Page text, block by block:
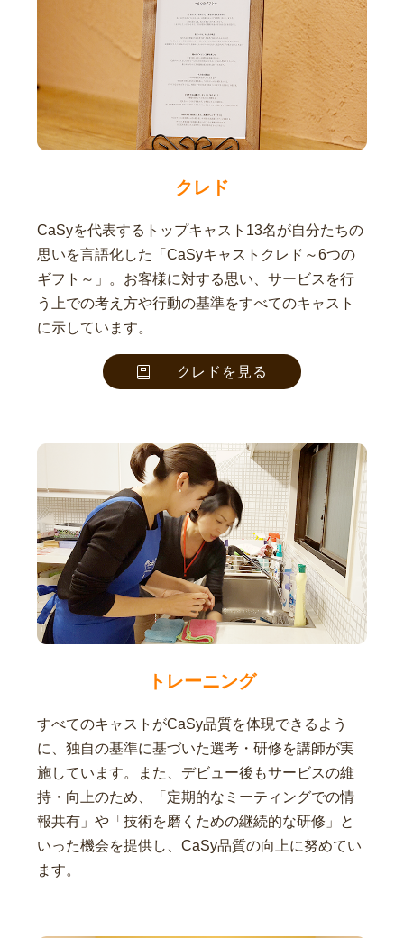
クレド
CaSyを代表するトップキャスト13名が自分たちの
思いを言語化した「CaSyキャストクレド～6つの
ギフト～」。お客様に対する思い、サービスを行
う上での考え方や行動の基準をすべてのキャスト
に示しています。
クレドを見る
トレーニング
すべてのキャストがCaSy品質を体現できるよう
に、独自の基準に基づいた選考・研修を講師が実
施しています。また、デビュー後もサービスの維
持・向上のため、「定期的なミーティングでの情
報共有」や「技術を磨くための継続的な研修」と
いった機会を提供し、CaSy品質の向上に努めてい
ます。